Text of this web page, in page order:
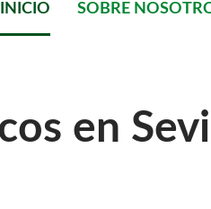
INICIO SOBRE
en